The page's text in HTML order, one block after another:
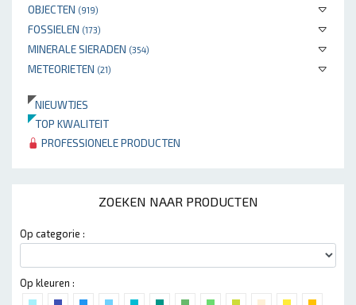
OBJECTEN (919)
FOSSIELEN (173)
MINERALE SIERADEN (354)
METEORIETEN (21)
NIEUWTJES
TOP KWALITEIT
PROFESSIONELE PRODUCTEN
ZOEKEN NAAR PRODUCTEN
Op categorie :
Op kleuren :